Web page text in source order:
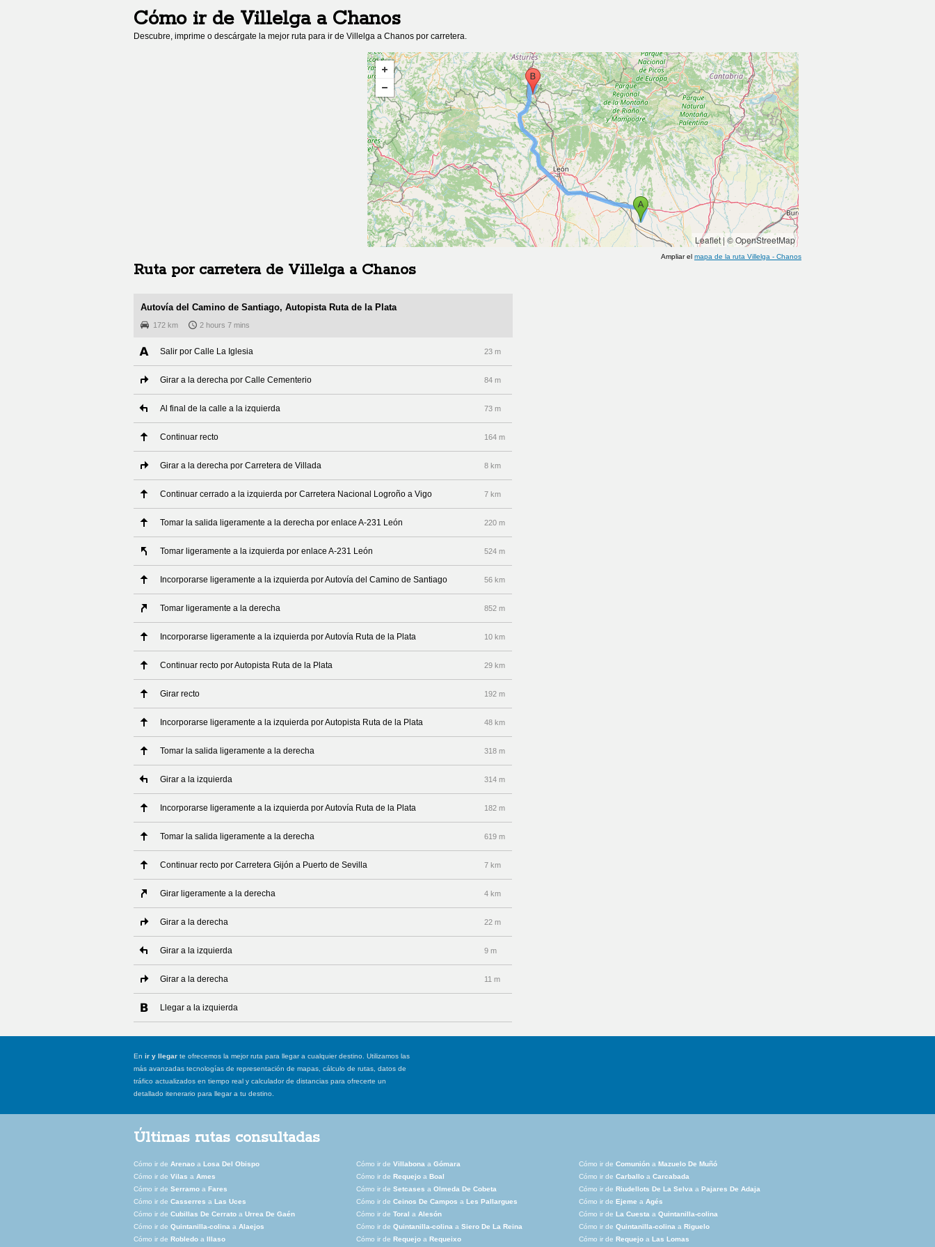
Cómo ir de Villelgaa Chanos
Descubre, imprime o descárgate la mejor ruta para ir de Villelga a Chanos por carretera.
Leaflet|© OpenStreetMap
Ampliar el mapa de la ruta Villelga - Chanos
Ruta por carretera de Villelgaa Chanos
Autovía del Camino de Santiago, Autopista Ruta de la Plata
172 km 2 hours 7 mins
Salir por Calle La Iglesia 23 m
Girar a la derecha por Calle Cementerio 84 m
Al final de la calle a la izquierda 73 m
Continuar recto 164 m
Girar a la derecha por Carretera de Villada 8 km
Continuar cerrado a la izquierda por Carretera Nacional Logroño a Vigo 7 km
Tomar la salida ligeramente a la derecha por enlace A-231 León 220 m
Tomar ligeramente a la izquierda por enlace A-231 León 524 m
Incorporarse ligeramente a la izquierda por Autovía del Camino de Santiago 56 km
Tomar ligeramente a la derecha 852 m
Incorporarse ligeramente a la izquierda por Autovía Ruta de la Plata 10 km
Continuar recto por Autopista Ruta de la Plata 29 km
Girar recto 192 m
Incorporarse ligeramente a la izquierda por Autopista Ruta de la Plata 48 km
Tomar la salida ligeramente a la derecha 318 m
Girar a la izquierda 314 m
Incorporarse ligeramente a la izquierda por Autovía Ruta de la Plata 182 m
Tomar la salida ligeramente a la derecha 619 m
Continuar recto por Carretera Gijón a Puerto de Sevilla 7 km
Girar ligeramente a la derecha 4 km
Girar a la derecha 22 m
Girar a la izquierda 9 m
Girar a la derecha 11 m
Llegar a la izquierda
En ir y llegar te ofrecemos la mejor ruta para llegar a cualquier destino. Utilizamos las
más avanzadas tecnologías de representación de mapas, cálculo de rutas, datos de
tráfico actualizados en tiempo real y calculador de distancias para ofrecerte un
detallado itenerario para llegar a tu destino.
Últimas rutas consultadas
Cómo ir de Arenao a Losa Del Obispo Cómo ir de Villabona a Gómara Cómo ir de Comunión a Mazuelo De Muñó
Cómo ir de Vilas a Ames Cómo ir de Requejo a Boal Cómo ir de Carballo a Carcabada
Cómo ir de Serramo a Fares Cómo ir de Setcases a Olmeda De Cobeta Cómo ir de Riudellots De La Selva a Pajares De Adaja
Cómo ir de Casserres a Las Uces Cómo ir de Ceinos De Campos a Les Pallargues Cómo ir de Ejeme a Agés
Cómo ir de Cubillas De Cerrato a Urrea De Gaén Cómo ir de Toral a Alesón Cómo ir de La Cuesta a Quintanilla-colina
Cómo ir de Quintanilla-colina a Alaejos Cómo ir de Quintanilla-colina a Siero De La Reina Cómo ir de Quintanilla-colina a Riguelo
Cómo ir de Robledo a Illaso Cómo ir de Requejo a Requeixo Cómo ir de Requejo a Las Lomas